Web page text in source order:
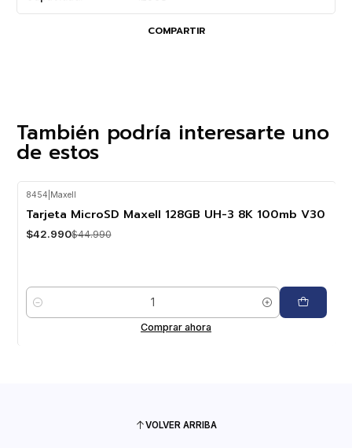
COMPARTIR
También podría interesarte uno
de estos
8454 Maxell
Tarjeta MicroSD Maxell 128GB UH-3 8K 100mb V30
$42.990$44.990
Cantidad
Comprar ahora
VOLVER ARRIBA